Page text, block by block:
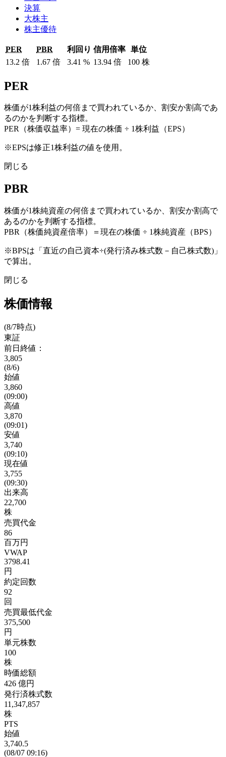
決算
大株主
株主優待
PER PBR 利回り 信用倍率 単位
13.2 倍 1.67 倍 3.41 % 13.94 倍 100 株
PER
株価が1株利益の何倍まで買われているか、割安か割高であ
るのかを判断する指標。
PER（株価収益率）= 現在の株価 ÷ 1株利益（EPS）
※EPSは修正1株利益の値を使用。
閉じる
PBR
株価が1株純資産の何倍まで買われているか、割安か割高で
あるのかを判断する指標。
PBR（株価純資産倍率）＝現在の株価 ÷ 1株純資産（BPS）
※BPSは「直近の自己資本÷(発行済み株式数－自己株式数)」
で算出。
閉じる
株価情報
(8/7時点)
東証
前日終値：
3,805
(8/6)
始値
3,860
(09:00)
高値
3,870
(09:01)
安値
3,740
(09:10)
現在値
3,755
(09:30)
出来高
22,700
株
売買代金
86
百万円
VWAP
3798.41
円
約定回数
92
回
売買最低代金
375,500
円
単元株数
100
株
時価総額
426 億円
発行済株式数
11,347,857
株
PTS
始値
3,740.5
(08/07 09:16)